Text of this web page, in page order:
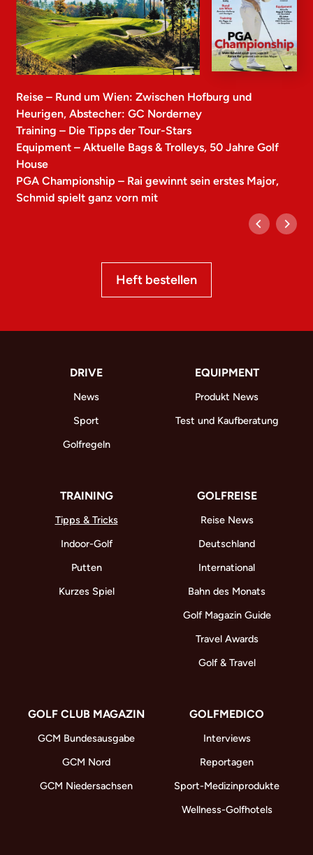
Reise – Rund um Wien: Zwischen Hofburg und
Heurigen, Abstecher: GC Norderney
Training – Die Tipps der Tour-Stars
Equipment – Aktuelle Bags & Trolleys, 50 Jahre Golf
House
PGA Championship – Rai gewinnt sein erstes Major,
Schmid spielt ganz vorn mit
Heft bestellen
DRIVE
News
Sport
Golfregeln
EQUIPMENT
Produkt News
Test und Kaufberatung
TRAINING
Tipps & Tricks
Indoor-Golf
Putten
Kurzes Spiel
GOLFREISE
Reise News
Deutschland
International
Bahn des Monats
Golf Magazin Guide
Travel Awards
Golf & Travel
GOLF CLUB MAGAZIN
GCM Bundesausgabe
GCM Nord
GCM Niedersachsen
GOLFMEDICO
Interviews
Reportagen
Sport-Medizinprodukte
Wellness-Golfhotels